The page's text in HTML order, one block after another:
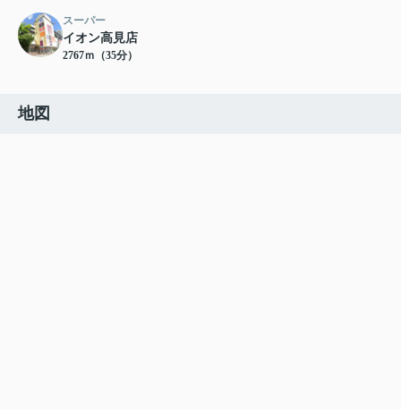
スーパー
イオン高見店
2767ｍ（35分）
地図